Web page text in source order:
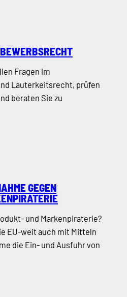
Fragen im
Lauterkeitsrecht, prüfen
beraten Sie zu
GEGEN
und Markenpiraterie?
EU-weit auch mit Mitteln
die Ein- und Ausfuhr von